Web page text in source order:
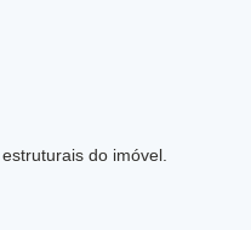
do imóvel.